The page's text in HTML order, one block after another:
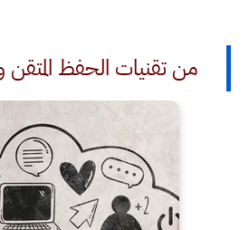
منﺗﻘﻨﻴﺎﺕ ﺍﻟﺤﻔﻆ ﺍﻟﻤﺘﻘﻦ